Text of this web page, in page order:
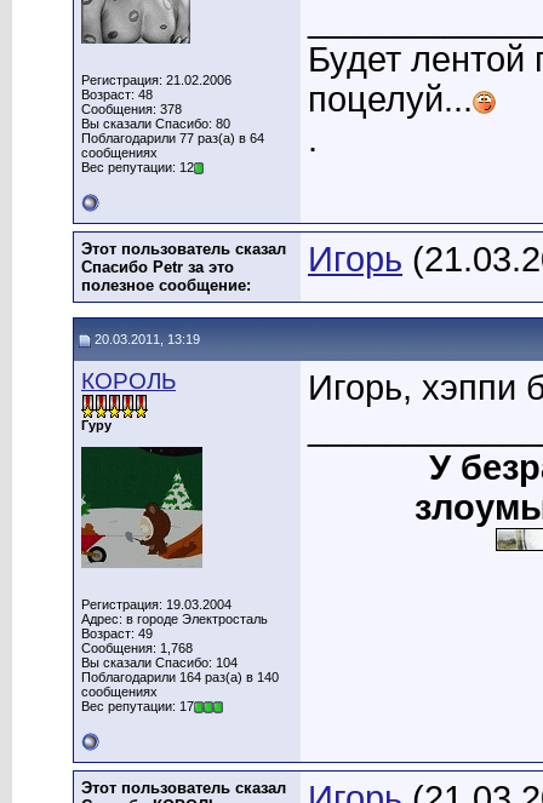
Регистрация: 21.02.2006
Возраст: 48
Сообщения: 378
Вы сказали Спасибо: 80
Поблагодарили 77 раз(а) в 64
сообщениях
Вес репутации: 12
Будет лентой
поцелуй...
.
Этот пользователь сказал
Спасибо Petr за это
полезное сообщение:
Игорь
20.03.2011, 13:19
КОРОЛЬ
Гуру
Регистрация: 19.03.2004
Адрес: в городе Электросталь
Возраст: 49
Сообщения: 1,768
Вы сказали Спасибо: 104
Поблагодарили 164 раз(а) в 140
сообщениях
Вес репутации: 17
Игорь, хэппи
У
Этот пользователь сказал